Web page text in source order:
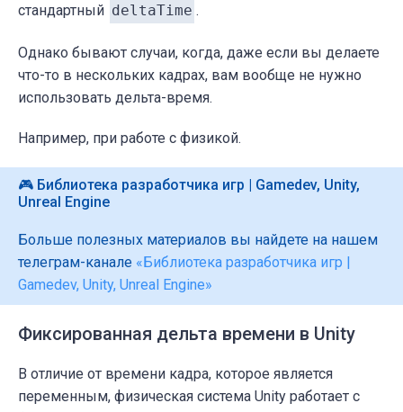
стандартный deltaTime .
Однако бывают случаи, когда, даже если вы делаете
что-то в нескольких кадрах, вам вообще не нужно
использовать дельта-время.
Например, при работе с физикой.
🎮 Библиотека разработчика игр | Gamedev, Unity,
Unreal Engine
Больше полезных материалов вы найдете на нашем
телеграм-канале «Библиотека разработчика игр |
Gamedev, Unity, Unreal Engine»
Фиксированная дельта времени в Unity
В отличие от времени кадра, которое является
переменным, физическая система Unity работает с